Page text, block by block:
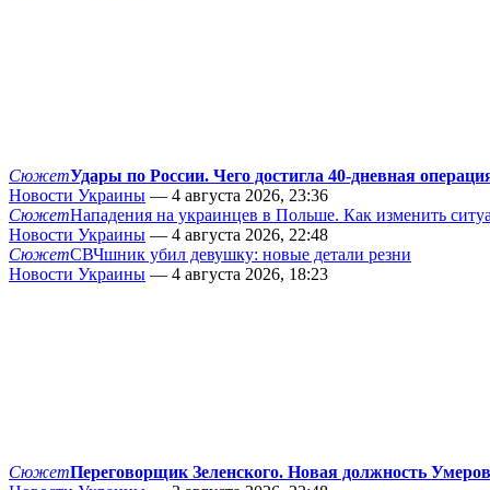
СюжетУдары по России. Чего достигла 40-дневная
Новости Украины — 4 августа 2026, 23:36
СюжетНападения на украинцев в Польше. Как изменить
Новости Украины — 4 августа 2026, 22:48
СюжетСВЧшник убил девушку: новые детали резни
Новости Украины — 4 августа 2026, 18:23
СюжетПереговорщик Зеленского. Новая должность